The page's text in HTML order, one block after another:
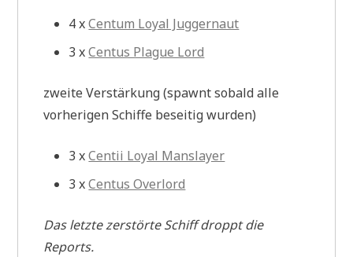
4 xCentum Loyal Juggernaut
3 xCentus Plague Lord
zweite Verstärkung (spawnt sobald alle
vorherigen Schiffe beseitig wurden)
3 xCentii Loyal Manslayer
3 xCentus Overlord
Das letzte zerstörte Schiff droppt die
Reports.